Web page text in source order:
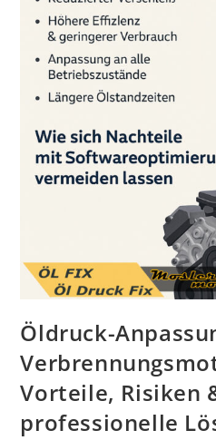
Öldruck-
Vorteile, Risiken
professionelle